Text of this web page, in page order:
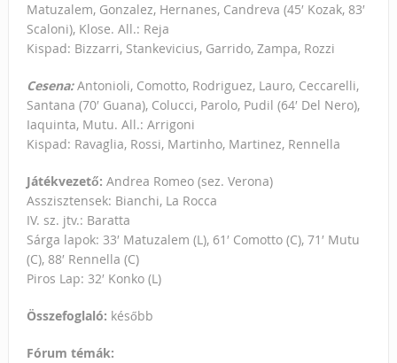
Matuzalem, Gonzalez, Hernanes, Candreva (45′ Kozak, 83′
Scaloni), Klose. All.: Reja
Kispad: Bizzarri, Stankevicius, Garrido, Zampa, Rozzi
Cesena:Antonioli, Comotto, Rodriguez, Lauro, Ceccarelli,
Santana (70′ Guana), Colucci, Parolo, Pudil (64′ Del Nero),
Iaquinta, Mutu. All.: Arrigoni
Kispad: Ravaglia, Rossi, Martinho, Martinez, Rennella
Játékvezető: Andrea Romeo (sez. Verona)
Asszisztensek: Bianchi, La Rocca
IV. sz. jtv.: Baratta
Sárga lapok: 33′ Matuzalem (L), 61′ Comotto (C), 71′ Mutu
(C), 88′ Rennella (C)
Piros Lap: 32′ Konko (L)
Összefoglaló: később
Fórum témák: